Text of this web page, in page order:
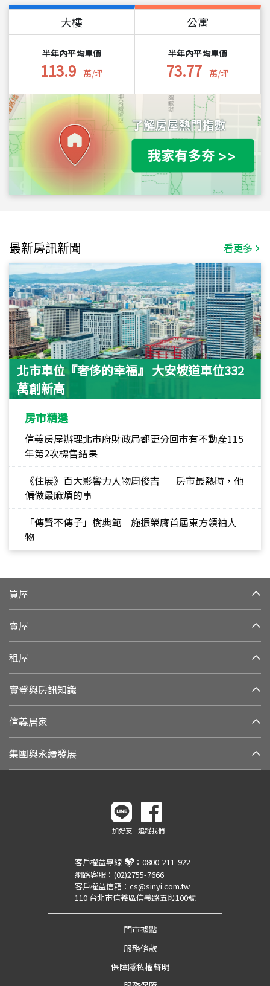
大樓
半年內平均單價
113.9 萬/坪
公寓
半年內平均單價
73.77 萬/坪
最新房訊新聞 看更多
北市車位『奢侈的幸福』 大安坡道車位332
萬創新高
房市精選
信義房屋辦理北市府財政局都更分回市有不動產115
年第2次標售結果
《住展》百大影響力人物周俊吉——房市最熱時，他
偏做最麻煩的事
「傳賢不傳子」樹典範 施振榮膺首屆東方領袖人
物
買屋
賣屋
租屋
實登與房訊知識
信義居家
集團與永續發展
加好友 追蹤我們
客戶權益專線 ： 0800-211-922
網路客服： (02)2755-7666
客戶權益信箱： cs@sinyi.com.tw
110 台北市信義區信義路五段100號
門市據點
服務條款
保障隱私權聲明